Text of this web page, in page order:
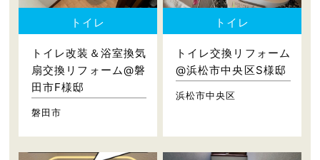
トイレ
トイレ改装＆浴室換気
扇交換リフォーム@磐
田市F様邸
磐田市
トイレ
トイレ交換リフォーム
@浜松市中央区S様邸
浜松市中央区